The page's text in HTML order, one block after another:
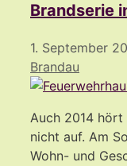
Brandserie
1. September
Brandau
Auch 2014 hört
nicht auf. Am
Wohn- und